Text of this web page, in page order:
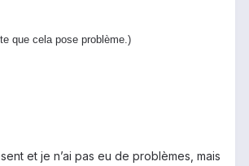
que cela pose problème.)
et je n’ai pas eu de problèmes, mais